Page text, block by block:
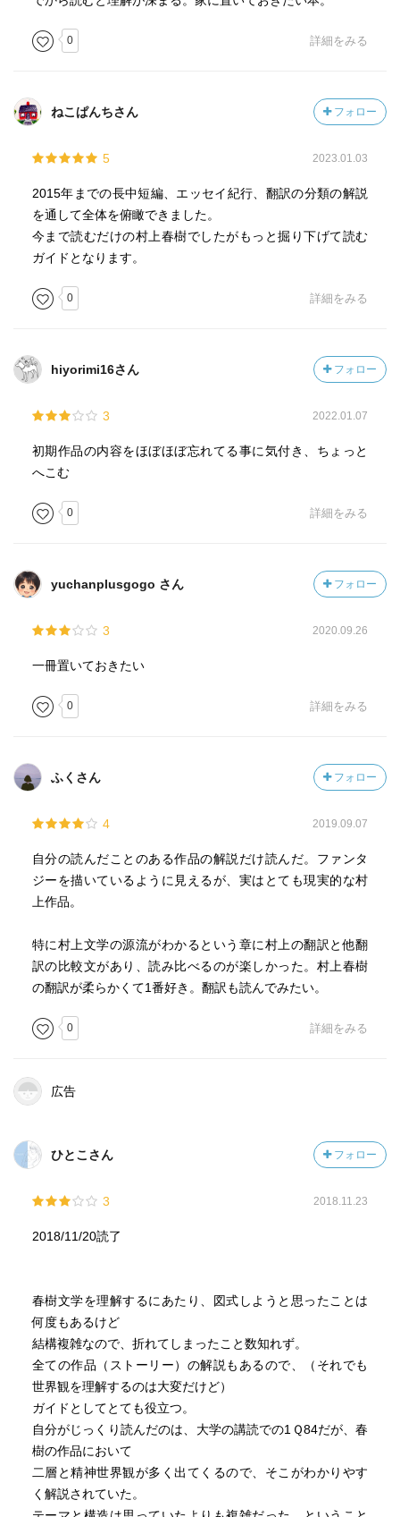
0 詳細をみる
ねこぱんちさん フォロー
5 2023.01.03
2015年までの長中短編、エッセイ紀行、翻訳の分類の解説
を通して全体を俯瞰できました。
今まで読むだけの村上春樹でしたがもっと掘り下げて読む
ガイドとなります。
0 詳細をみる
hiyorimi16さん フォロー
3 2022.01.07
初期作品の内容をほぼほぼ忘れてる事に気付き、ちょっと
へこむ
0 詳細をみる
yuchanplusgogo さん フォロー
3 2020.09.26
一冊置いておきたい
0 詳細をみる
ふくさん フォロー
4 2019.09.07
自分の読んだことのある作品の解説だけ読んだ。ファンタ
ジーを描いているように見えるが、実はとても現実的な村
上作品。
特に村上文学の源流がわかるという章に村上の翻訳と他翻
訳の比較文があり、読み比べるのが楽しかった。村上春樹
の翻訳が柔らかくて1番好き。翻訳も読んでみたい。
0 詳細をみる
広告
ひとこさん フォロー
3 2018.11.23
2018/11/20読了
春樹文学を理解するにあたり、図式しようと思ったことは
何度もあるけど
結構複雑なので、折れてしまったこと数知れず。
全ての作品（ストーリー）の解説もあるので、（それでも
世界観を理解するのは大変だけど）
ガイドとしてとても役立つ。
自分がじっくり読んだのは、大学の講読での1Ｑ84だが、春
樹の作品において
二層と精神世界観が多く出てくるので、そこがわかりやす
く解説されていた。